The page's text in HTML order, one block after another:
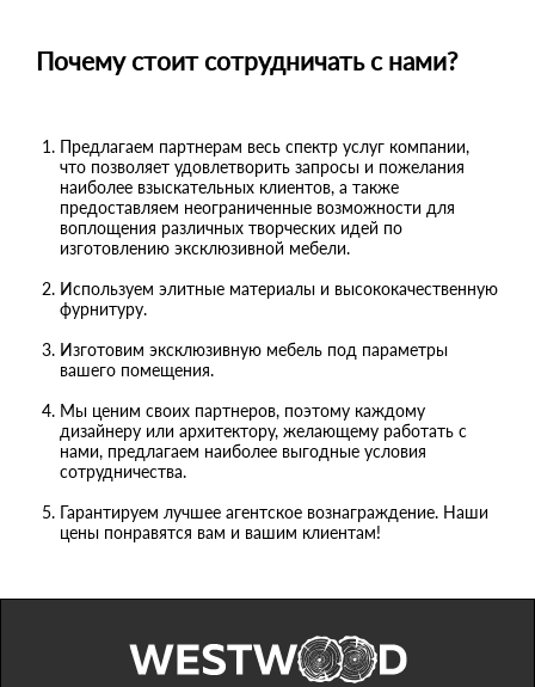
Почему стоит сотрудничать с нами?
Предлагаем партнерам весь спектр услуг компании,
что позволяет удовлетворить запросы и пожелания
наиболее взыскательных клиентов, а также
предоставляем неограниченные возможности для
воплощения различных творческих идей по
изготовлению эксклюзивной мебели.
Используем элитные материалы и высококачественную
фурнитуру.
Изготовим эксклюзивную мебель под параметры
вашего помещения.
Мы ценим своих партнеров, поэтому каждому
дизайнеру или архитектору, желающему работать с
нами, предлагаем наиболее выгодные условия
сотрудничества.
Гарантируем лучшее агентское вознаграждение. Наши
цены понравятся вам и вашим клиентам!